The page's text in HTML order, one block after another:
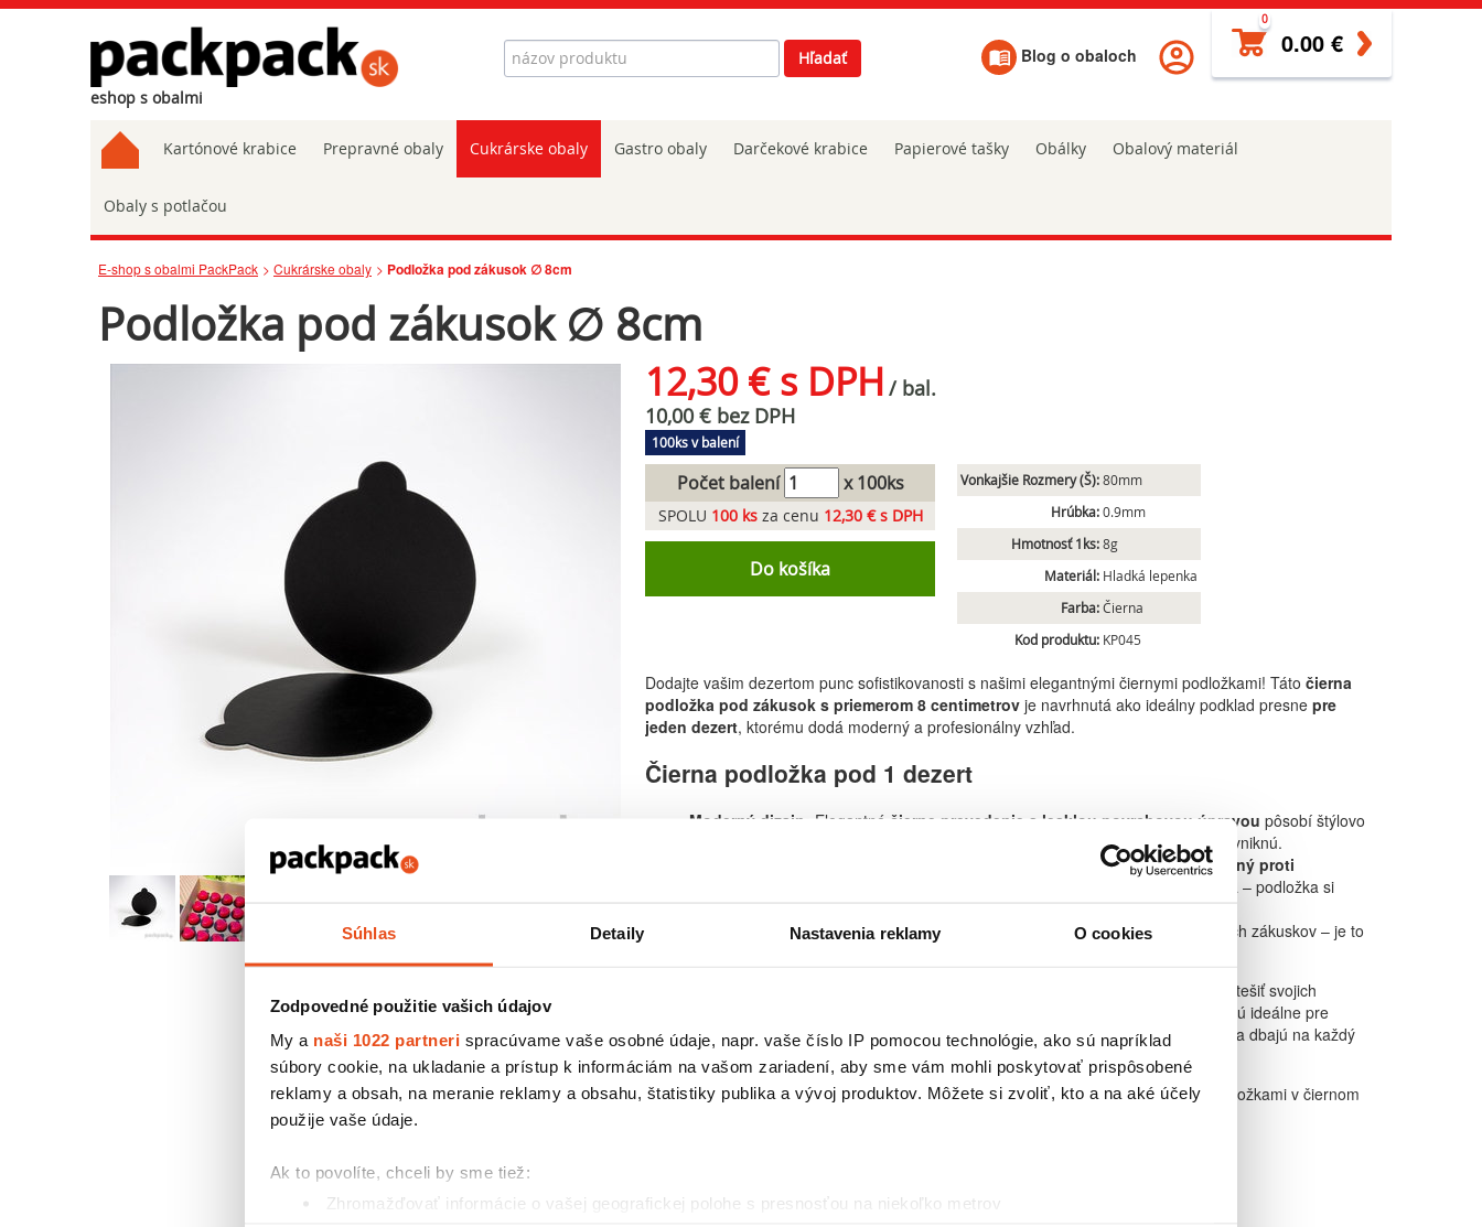
Súhlas Detaily Nastavenia reklamy O cookies
Zodpovedné použitie vašich údajov
My a naši 1022 partneri spracúvame vaše osobné údaje, napr. vaše číslo IP pomocou technológie, ako sú napríklad
súbory cookie, na ukladanie a prístup k informáciám na vašom zariadení, aby sme vám mohli poskytovať prispôsobené
reklamy a obsah, na meranie reklamy a obsahu, štatistiky publika a vývoj produktov. Môžete si zvoliť, kto a na aké účely
použije vaše údaje.
Ak to povolíte, chceli by sme tiež:
Zhromažďovať informácie o vašej geografickej polohe s presnosťou na niekoľko metrov
eshop s obalmi
Hľadať Hľadať Blog o obaloch
0
0.00 €
Kartónové krabice Prepravné obaly Cukrárske obaly Gastro obaly Darčekové krabice Papierové tašky Obálky Obalový materiál
Obaly s potlačou
E-shop s obalmi PackPack Cukrárske obaly Podložka pod zákusok ∅ 8cm
Podložka pod zákusok ∅ 8cm
12,30 € s DPH / bal.
10,00 € bez DPH
100ks v balení
Počet balení x 100ks
SPOLU 100ksza cenu 12,30 € s DPH
Do košíka
Vonkajšie Rozmery (Š): 80mm
Hrúbka: 0.9mm
Hmotnosť 1ks: 8g
Materiál: Hladká lepenka
Farba: Čierna
Kod produktu: KP045
Dodajte vašim dezertom punc sofistikovanosti s našimi elegantnými čiernymi podložkami! Táto čierna
podložka pod zákusok s priemerom 8 centimetrovje navrhnutá ako ideálny podklad presne pre
jeden dezert, ktorému dodá moderný a profesionálny vzhľad.
Čierna podložka pod 1 dezert
Moderný dizajn: Elegantné čierne prevedenie s lesklou povrchovou úpravou pôsobí štýlovo
a minimalisticky. Vaše zákusky, cupcakes, tartaletky či pralinky na nej krásne vyniknú.
Povrch podložky je špeciálne upravený tak, aby bolodolný proti
. Nemusíte sa obávať škvŕn od krémov či ovocia – podložka si
Ideálna veľkosť:Priemer 8 cm je perfektný pre štandardné veľkosti jednotlivých zákuskov – je to
Či už pripravujete pohostenie na modernú oslavu, firemnú akciu, alebo chcete len potešiť svojich
blízkych štýlovo prezentovaným dezertom, tieto čierne podložky sú skvelou voľbou. Sú ideálne pre
cukrárov, cateringové spoločnosti aj domácich pekárov, ktorí sledujú aktuálne trendy a dbajú na každý
detail.
Prezentujte svoje majstrovské kúsky na úrovni s týmito elegantnými a funkčnými podložkami v čiernom
Podobné produkty